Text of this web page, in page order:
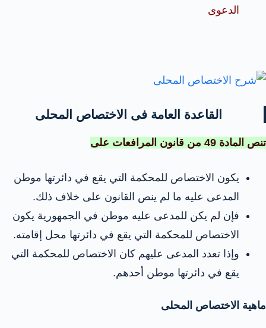
الدعوى
القاعدة العامة فى الاختصاص المحلى
تنص المادة 49 من قانون المرافعات على
يكون الاختصاص للمحكمة التي يقع في دائرتها موطن
المدعى عليه ما لم ينص القانون على خلاف ذلك.
فإن لم يكن للمدعى عليه موطن في الجمهورية يكون
الاختصاص للمحكمة التي يقع في دائرتها محل إقامته.
وإذا تعدد المدعى عليهم كان الاختصاص للمحكمة التي
يقع في دائرتها موطن أحدهم.
ماهية الاختصاص المحلى